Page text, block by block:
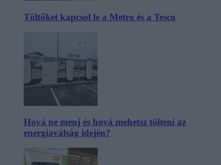
Töltőket kapcsol le a Metro és a Tesco
Hová ne menj és hová mehetsz tölteni az
energiaválság idején?